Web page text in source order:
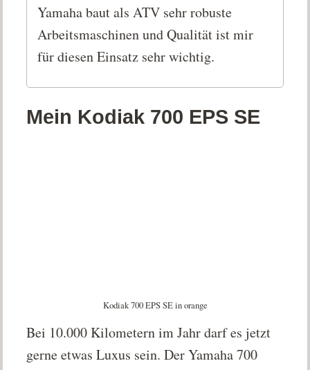
Yamaha baut als ATV sehr robuste
Arbeitsmaschinen und Qualität ist mir
für diesen Einsatz sehr wichtig.
Mein Kodiak 700 EPS SE
Kodiak 700 EPS SE in orange
Bei 10.000 Kilometern im Jahr darf es jetzt
gerne etwas Luxus sein. Der Yamaha 700